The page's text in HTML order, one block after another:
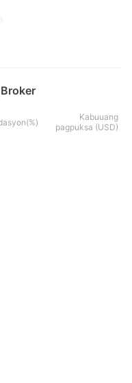
Kabuuang
pagpuksa (USD)